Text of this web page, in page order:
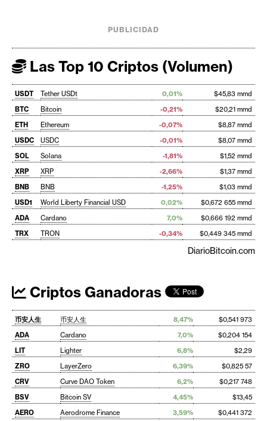
PUBLICIDAD
Las Top 10 Criptos (Volumen)
USDT Tether USDt 0,01%
$45,83 mmd
BTC
Bitcoin -0,21%
$20,21 mmd
ETH
Ethereum -0,07%
$8,87 mmd
USDC
USDC -0,01%
$8,07 mmd
SOL
Solana -1,81%
$1,52 mmd
XRP
XRP -2,66%
$1,37 mmd
BNB
BNB -1,25%
$1,03 mmd
USD1
World Liberty Financial USD 0,02%
$0,672 655 mmd
ADA
Cardano 7,0%
$0,666 192 mmd
TRX
TRON -0,34% $0,449 345 mmd
DiarioBitcoin.com
Criptos Ganadoras
币安人生 币安人生 8,47%
$0,541 973
ADA
Cardano 7,0%
$0,204 154
LIT
Lighter 6,8%
$2,29
ZRO
LayerZero 6,39%
$0,825 57
CRV
Curve DAO Token 6,2%
$0,217 748
BSV
Bitcoin SV 4,45%
$13,45
AERO
Aerodrome Finance 3,59%
$0,441 372